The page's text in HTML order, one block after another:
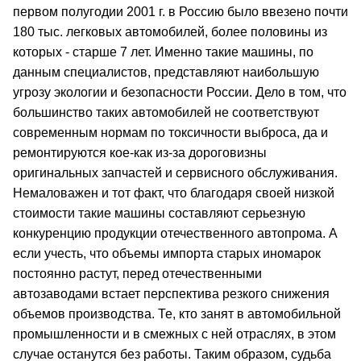
первом полугодии 2001 г. в Россию было ввезено почти
180 тыс. легковых автомобилей, более половины из
которых - старше 7 лет. Именно такие машины, по
данным специалистов, представляют наибольшую
угрозу экологии и безопасности России. Дело в том, что
большинство таких автомобилей не соответствуют
современным нормам по токсичности выброса, да и
ремонтируются кое-как из-за дороговизны
оригинальных запчастей и сервисного обслуживания.
Немаловажен и тот факт, что благодаря своей низкой
стоимости такие машины составляют серьезную
конкуренцию продукции отечественного автопрома. А
если учесть, что объемы импорта старых иномарок
постоянно растут, перед отечественными
автозаводами встает перспектива резкого снижения
объемов производства. Те, кто занят в автомобильной
промышленности и в смежных с ней отраслях, в этом
случае останутся без работы. Таким образом, судьба